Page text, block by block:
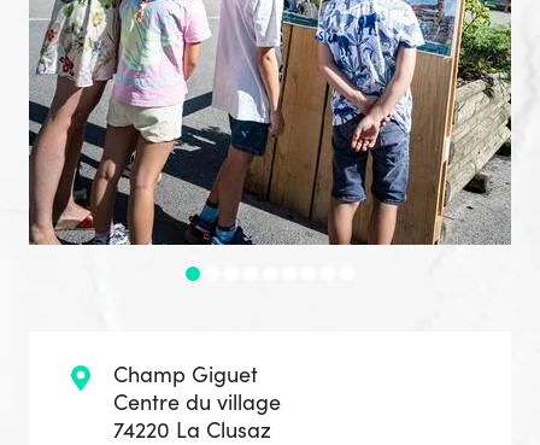
Champ Giguet
Centre du village
74220 La Clusaz